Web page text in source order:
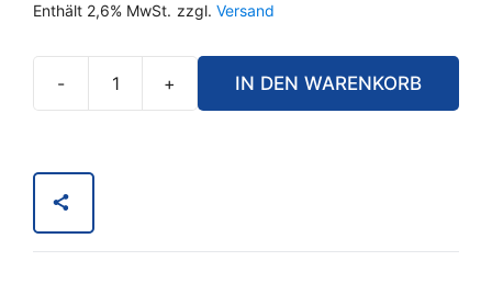
Enthält 2,6% MwSt. zzgl. Versand
-
eBook
das
+ IN DEN WARENKORB